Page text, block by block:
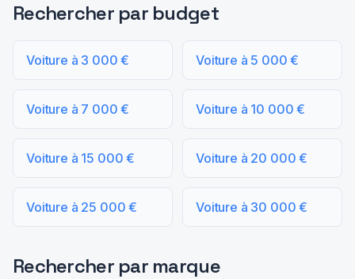
Rechercher par budget
Voiture à 3 000 € Voiture à 5 000 €
Voiture à 7 000 € Voiture à 10 000 €
Voiture à 15 000 € Voiture à 20 000 €
Voiture à 25 000 € Voiture à 30 000 €
Rechercher par marque